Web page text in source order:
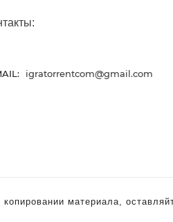
igratorrentcom@gmail.com
материала,